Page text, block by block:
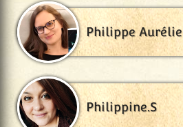
Philippe Aurélie
Philippine.S